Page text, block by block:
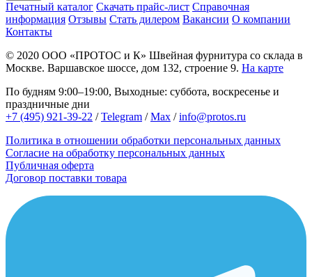
Печатный каталог Скачать прайс-лист Справочная
информация Отзывы Стать дилером Вакансии О компании
Контакты
© 2020 ООО «ПРОТОС и К» Швейная фурнитура со склада в
Москве. Варшавское шоссе, дом 132, строение 9. На карте
По будням 9:00–19:00, Выходные: суббота, воскресенье и
праздничные дни
+7 (495) 921-39-22 /Telegram /Max /info@protos.ru
Политика в отношении обработки персональных данных
Согласие на обработку персональных данных
Публичная оферта
Договор поставки товара